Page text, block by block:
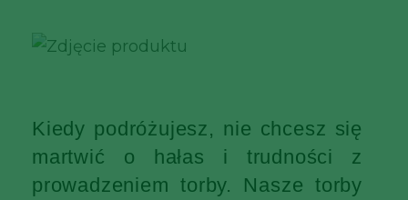
Kiedy podróżujesz, nie chcesz się
martwić o hałas i trudności z
prowadzeniem torby. Nasze torby